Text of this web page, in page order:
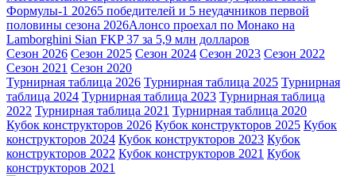
Формулы-1 20265 победителей и 5 неудачников первой
половины сезона 2026Алонсо проехал по Монако на
Lamborghini Sian FKP 37 за 5,9 млн долларов
Сезон 2026 Сезон 2025 Сезон 2024 Сезон 2023 Сезон 2022
Сезон 2021 Сезон 2020
Турнирная таблица 2026 Турнирная таблица 2025 Турнирная
таблица 2024 Турнирная таблица 2023 Турнирная таблица
2022 Турнирная таблица 2021 Турнирная таблица 2020
Кубок конструкторов 2026 Кубок конструкторов 2025 Кубок
конструкторов 2024 Кубок конструкторов 2023 Кубок
конструкторов 2022 Кубок конструкторов 2021 Кубок
конструкторов 2021